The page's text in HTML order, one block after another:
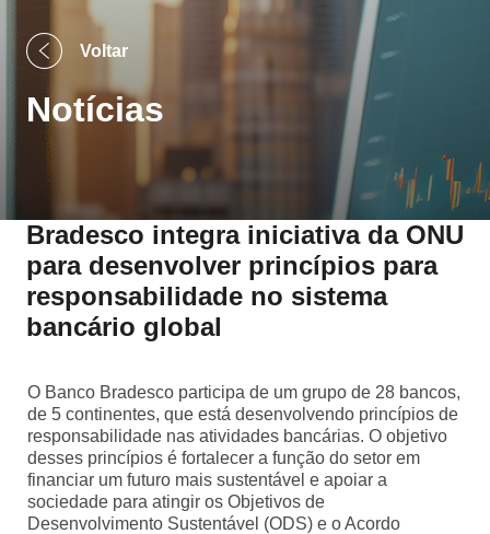
RECENTES
SEPARAMOS PARA VOCÊ
Antecipação
Imposto de
Voltar
Notícias
Bradesco integra iniciativa da ONU
para desenvolver princípios para
responsabilidade no sistema
bancário global
O Banco Bradesco participa de um grupo de 28 bancos,
de 5 continentes, que está desenvolvendo princípios de
responsabilidade nas atividades bancárias. O objetivo
desses princípios é fortalecer a função do setor em
financiar um futuro mais sustentável e apoiar a
sociedade para atingir os Objetivos de
Desenvolvimento Sustentável (ODS) e o Acordo